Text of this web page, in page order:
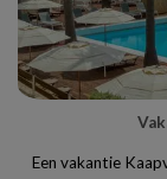
Een vakantie